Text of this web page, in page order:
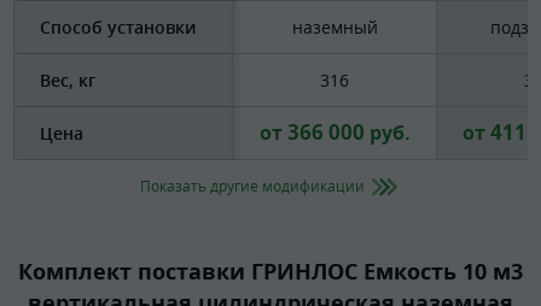
Способ установки наземный
Вес, кг 316
Цена от366 000 руб. от411
Показать другие модификации
Комплект поставки ГРИНЛОС Емкость 10 м3